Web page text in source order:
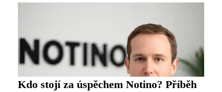
Kdo stojí za úspěchem Notino? Příběh